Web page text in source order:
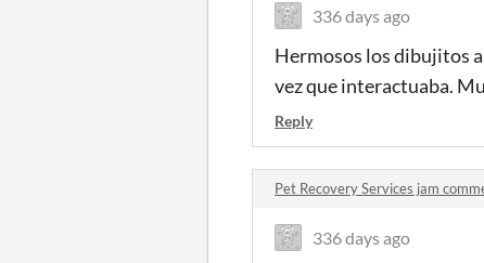
336 days ago
Hermosos los dibujitos
vez que interactuaba.
Reply
Pet Recovery Services jam
336 days ago